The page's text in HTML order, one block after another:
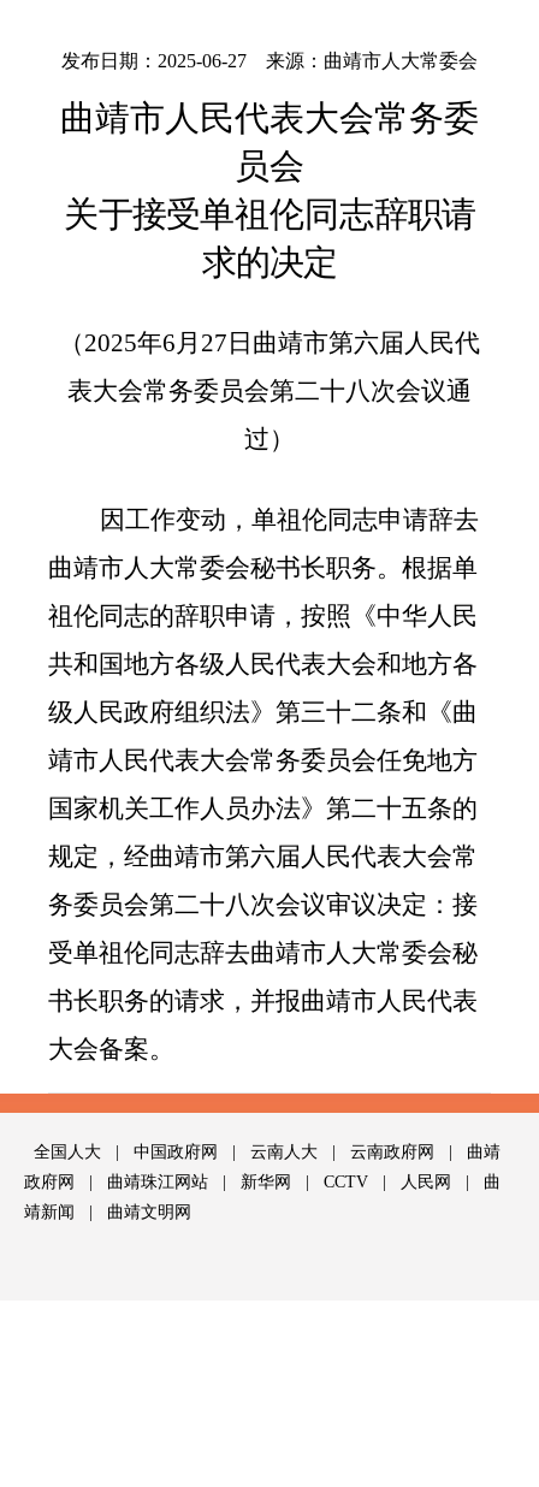
发布日期：2025-06-27 来源：曲靖市人大常委会
曲靖市人民代表大会常务委
员会
关于接受单祖伦同志辞职请
求的决定
（2025年6 月 27 日曲靖市第六届人民代
表大会常务委员会第二十八次会议通
过）
因工作变动 ， 单祖伦同志申请辞去
曲靖市人大常委会秘书长职务。根据单
祖伦同志的辞职申请，按照《中华人民
共和国地方各级人民代表大会和地方各
级人民政府组织法》第三十二条和《曲
靖市人民代表大会常务委员会任免地方
国家机关工作人员办法》第二十五条的
规定，经曲靖市第六届人民代表大会常
务委员会第二十八次会议审议决定： 接
受单祖伦同志辞去曲靖市人大常委会秘
书长职务的请求 ，并报曲靖市人民代表
大会备案。
全国人大 | 中国政府网 | 云南人大 | 云南政府网 |
曲靖
政府网
| 曲靖珠江网站 | 新华网 | CCTV | 人民网 |
曲
靖新闻
| 曲靖文明网